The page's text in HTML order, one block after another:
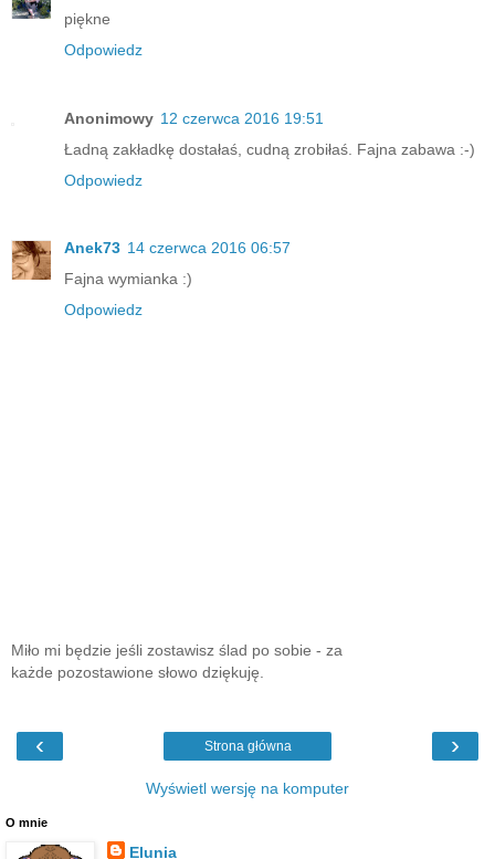
piękne
Odpowiedz
Anonimowy 12 czerwca 2016 19:51
Ładną zakładkę dostałaś, cudną zrobiłaś. Fajna zabawa :-)
Odpowiedz
Anek73 14 czerwca 2016 06:57
Fajna wymianka :)
Odpowiedz
Miło mi będzie jeśli zostawisz ślad po sobie - za
każde pozostawione słowo dziękuję.
‹ ›
Strona główna
Wyświetl wersję na komputer
O mnie
Elunia